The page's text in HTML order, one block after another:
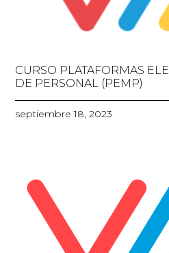
CURSO PLATAFORMAS
DE PERSONAL (PEMP)
septiembre 18, 2023